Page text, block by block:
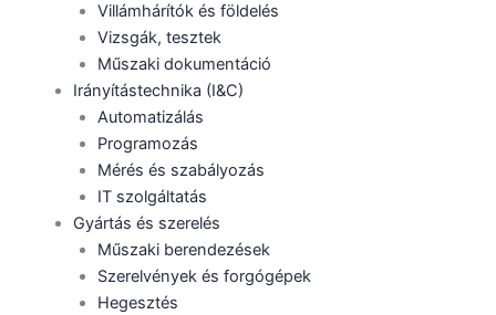
Villámhárítók és földelés
Vizsgák, tesztek
Műszaki dokumentáció
Irányítástechnika (I&C)
Automatizálás
Programozás
Mérés és szabályozás
IT szolgáltatás
Gyártás és szerelés
Műszaki berendezések
Szerelvények és forgógépek
Hegesztés